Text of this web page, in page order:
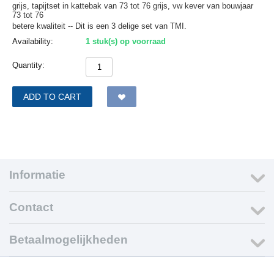
grijs, tapijtset in kattebak van 73 tot 76 grijs, vw kever van bouwjaar
73 tot 76
betere kwaliteit -- Dit is een 3 delige set van TMI.
Availability:
1 stuk(s) op voorraad
Quantity:
ADD TO CART
Informatie
Contact
Betaalmogelijkheden